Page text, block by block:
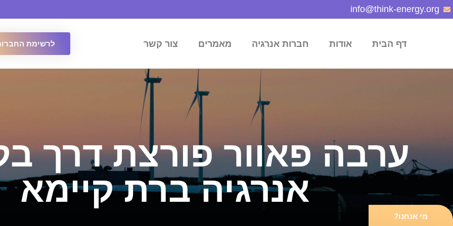
info@think-energy.org
דף הבית אודות חברות אנרגיה מאמרים צור קשר לרשימת
ערבה פאוור פורצת דרך
אנרגיה ברת קיימא
מי אנחנו?